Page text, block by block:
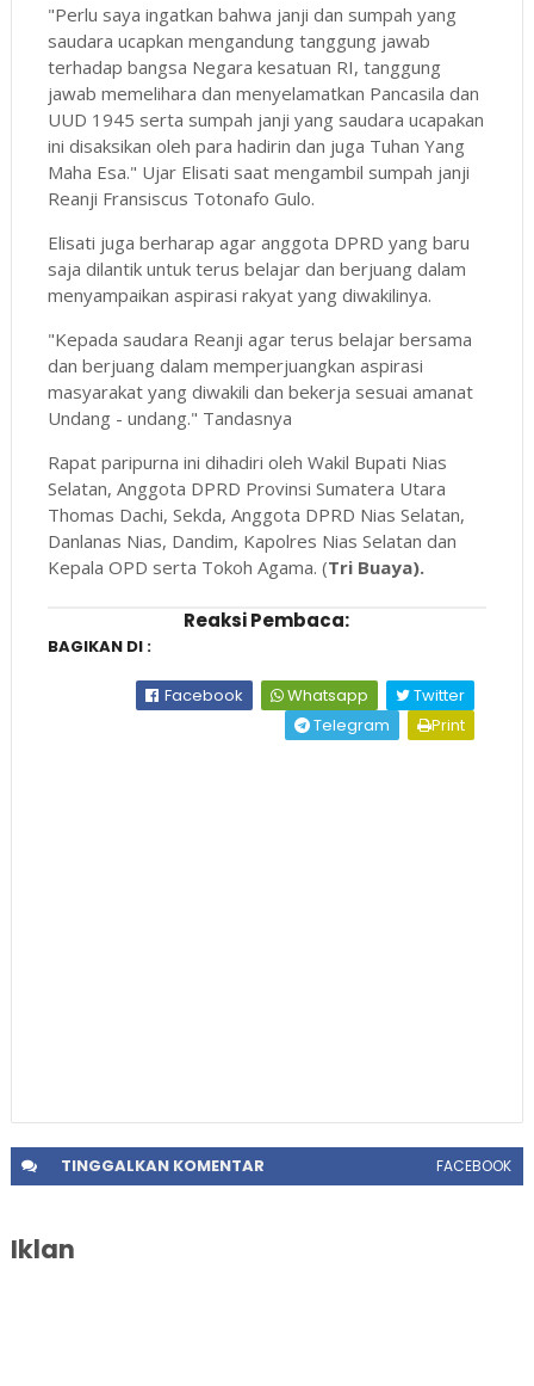
"Perlu saya ingatkan bahwa janji dan sumpah yang
saudara ucapkan mengandung tanggung jawab
terhadap bangsa Negara kesatuan RI, tanggung
jawab memelihara dan menyelamatkan Pancasila dan
UUD 1945 serta sumpah janji yang saudara ucapakan
ini disaksikan oleh para hadirin dan juga Tuhan Yang
Maha Esa." Ujar Elisati saat mengambil sumpah janji
Reanji Fransiscus Totonafo Gulo.
Elisati juga berharap agar anggota DPRD yang baru
saja dilantik untuk terus belajar dan berjuang dalam
menyampaikan aspirasi rakyat yang diwakilinya.
"Kepada saudara Reanji agar terus belajar bersama
dan berjuang dalam memperjuangkan aspirasi
masyarakat yang diwakili dan bekerja sesuai amanat
Undang - undang." Tandasnya
Rapat paripurna ini dihadiri oleh Wakil Bupati Nias
Selatan, Anggota DPRD Provinsi Sumatera Utara
Thomas Dachi, Sekda, Anggota DPRD Nias Selatan,
Danlanas Nias, Dandim, Kapolres Nias Selatan dan
Kepala OPD serta Tokoh Agama. (Tri Buaya).
Reaksi Pembaca:
BAGIKAN DI :
Facebook Whatsapp
Twitter
Telegram
Print
TINGGALKANKOMENTAR FACEBOOK
Iklan